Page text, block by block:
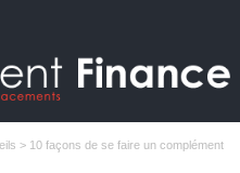
> 10 façons de se faire un complément